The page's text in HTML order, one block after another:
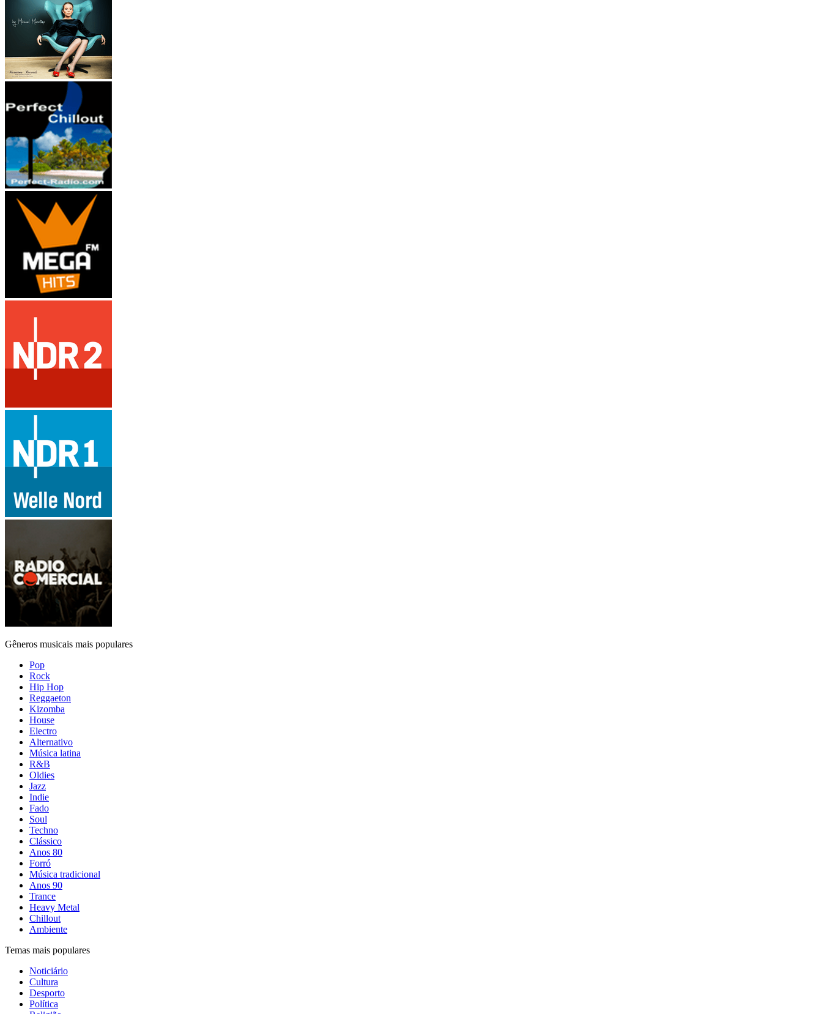
Gêneros musicais mais populares
Pop
Rock
Hip Hop
Reggaeton
Kizomba
House
Electro
Alternativo
Música latina
R&B
Oldies
Jazz
Indie
Fado
Soul
Techno
Clássico
Anos 80
Forró
Música tradicional
Anos 90
Trance
Heavy Metal
Chillout
Ambiente
Temas mais populares
Noticiário
Cultura
Desporto
Política